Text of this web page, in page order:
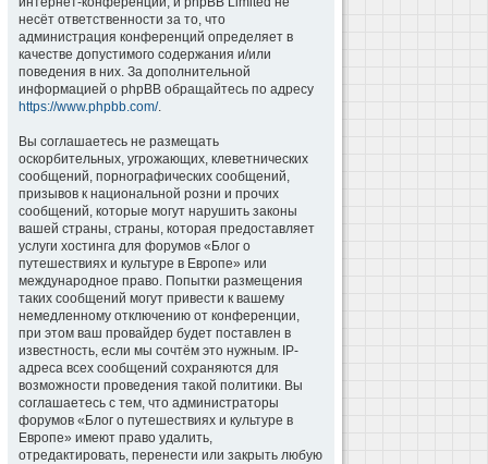
несёт ответственности за то, что
администрация конференций определяет в
качестве допустимого содержания и/или
поведения в них. За дополнительной
информацией о phpBB обращайтесь по адресу
https://www.phpbb.com/.
Вы соглашаетесь не размещать
оскорбительных, угрожающих, клеветнических
сообщений, порнографических сообщений,
призывов к национальной розни и прочих
сообщений, которые могут нарушить законы
вашей страны, страны, которая предоставляет
услуги хостинга для форумов «Блог о
путешествиях и культуре в Европе» или
международное право. Попытки размещения
таких сообщений могут привести к вашему
немедленному отключению от конференции,
при этом ваш провайдер будет поставлен в
известность, если мы сочтём это нужным. IP-
адреса всех сообщений сохраняются для
возможности проведения такой политики. Вы
соглашаетесь с тем, что администраторы
форумов «Блог о путешествиях и культуре в
Европе» имеют право удалить,
отредактировать, перенести или закрыть любую